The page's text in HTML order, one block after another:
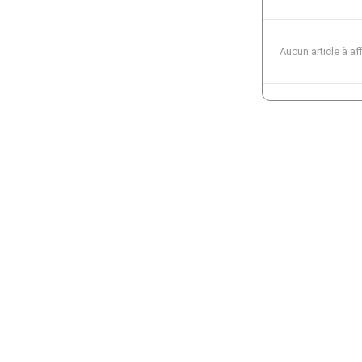
Aucun article à